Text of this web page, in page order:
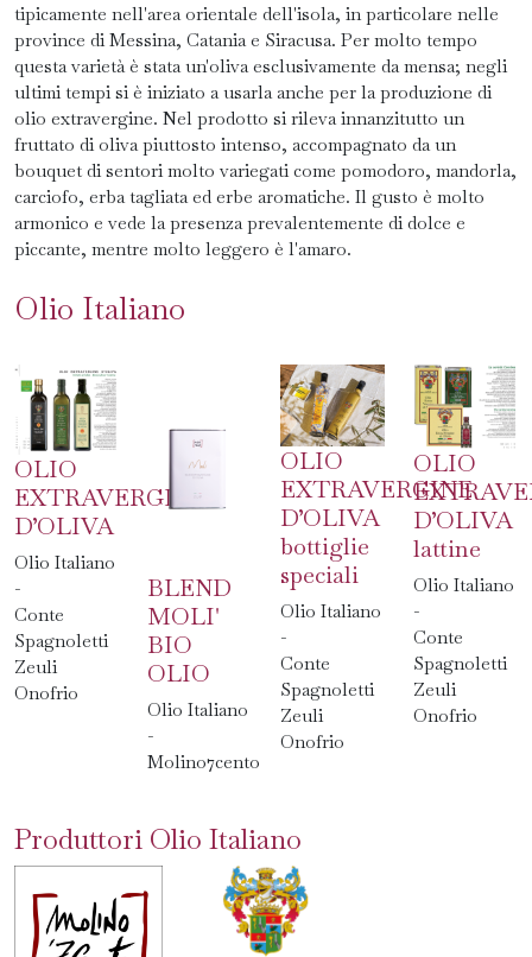
tipicamente nell'area orientale dell'isola, in particolare nelle
province di Messina, Catania e Siracusa. Per molto tempo
questa varietà è stata un'oliva esclusivamente da mensa; negli
ultimi tempi si è iniziato a usarla anche per la produzione di
olio extravergine. Nel prodotto si rileva innanzitutto un
fruttato di oliva piuttosto intenso, accompagnato da un
bouquet di sentori molto variegati come pomodoro, mandorla,
carciofo, erba tagliata ed erbe aromatiche. Il gusto è molto
armonico e vede la presenza prevalentemente di dolce e
piccante, mentre molto leggero è l'amaro.
Olio Italiano
OLIO
EXTRAVERGINE
D’OLIVA
Olio Italiano
-
Conte
Spagnoletti
Zeuli
Onofrio
BLEND
MOLI'
BIO
OLIO
Olio Italiano
-
Molino7cento
OLIO
EXTRAVERGINE
D’OLIVA
bottiglie
speciali
Olio Italiano
-
Conte
Spagnoletti
Zeuli
Onofrio
OLIO
D’OLIVA
lattine
Olio Italiano
-
Conte
Spagnoletti
Zeuli
Onofrio
Produttori Olio Italiano